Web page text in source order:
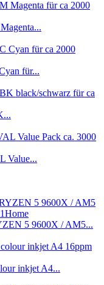
für...
Value...
5 9600X / AM5...
inkjet A4...